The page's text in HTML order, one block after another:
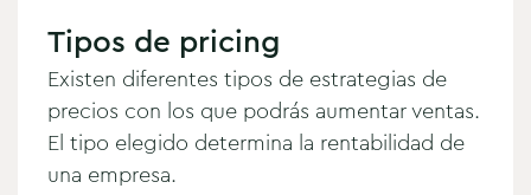
Tipos de pricing
Existen diferentes tipos de estrategias de
precios con los que podrás aumentar ventas.
El tipo elegido determina la rentabilidad de
una empresa.